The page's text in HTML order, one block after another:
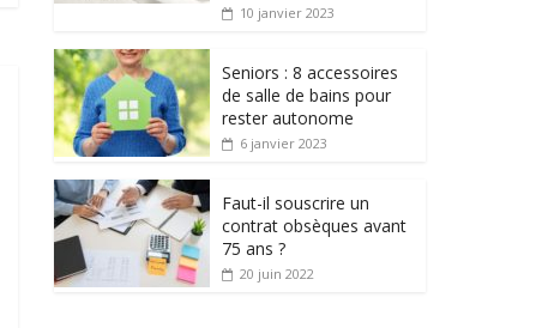
10 janvier 2023
Seniors : 8 accessoires
de salle de bains pour
rester autonome
6 janvier 2023
Faut-il souscrire un
contrat obsèques avant
75 ans ?
20 juin 2022